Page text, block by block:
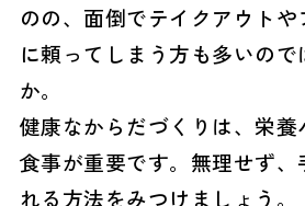
のの、面倒でテイクアウト
に頼ってしまう方も多いので
か。
健康なからだづくりは、栄
食事が重要です。無理せず、
れる方法をみつけましょう。